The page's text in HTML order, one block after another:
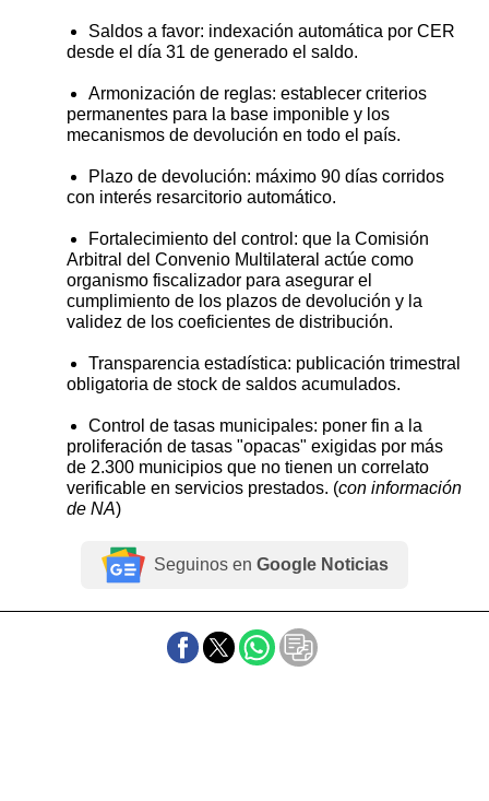
Saldos a favor: indexación automática por CER
desde el día 31 de generado el saldo.
Armonización de reglas: establecer criterios
permanentes para la base imponible y los
mecanismos de devolución en todo el país.
Plazo de devolución: máximo 90 días corridos
con interés resarcitorio automático.
Fortalecimiento del control: que la Comisión
Arbitral del Convenio Multilateral actúe como
organismo fiscalizador para asegurar el
cumplimiento de los plazos de devolución y la
validez de los coeficientes de distribución.
Transparencia estadística: publicación trimestral
obligatoria de stock de saldos acumulados.
Control de tasas municipales: poner fin a la
proliferación de tasas "opacas" exigidas por más
de 2.300 municipios que no tienen un correlato
verificable en servicios prestados. (con información
de NA)
Seguinos en Google Noticias